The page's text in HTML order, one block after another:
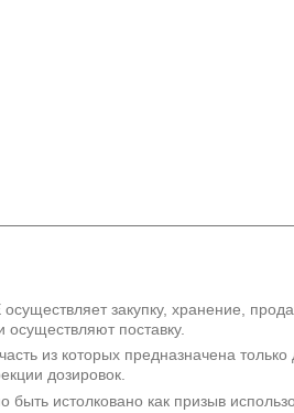
закупку, хранение,
поставку.
из которых предназначена
дозировок.
истолковано как призыв